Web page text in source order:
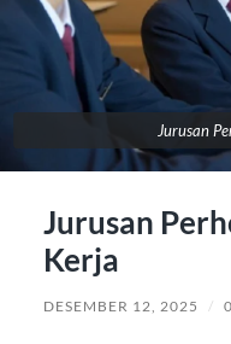
Jurusan
Jurusan
Kerja
DESEMBER 12, 2025 /